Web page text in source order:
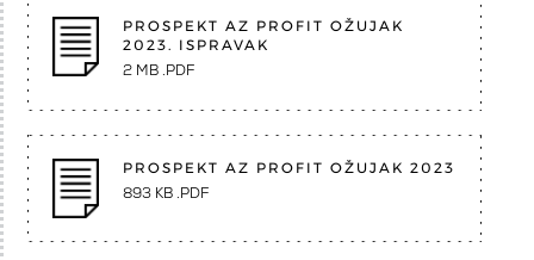
PROSPEKT AZ PROFIT OŽUJAK
2023. ISPRAVAK
2 MB .PDF
PROSPEKT AZ PROFIT OŽUJAK 2023
893 KB .PDF